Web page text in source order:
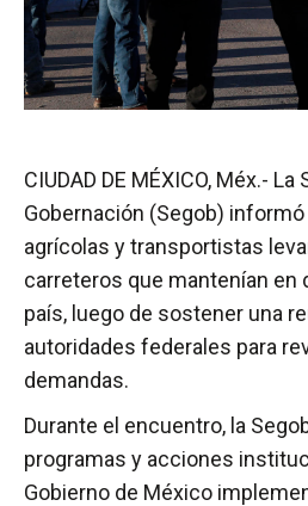
CIUDAD DE MÉXICO, Méx.-
Gobernación (Segob)
agrícolas y transportistas
carreteros que mantenían
país, luego de sostener una
autoridades federales para
demandas.
Durante el encuentro, la
programas y acciones
Gobierno de México